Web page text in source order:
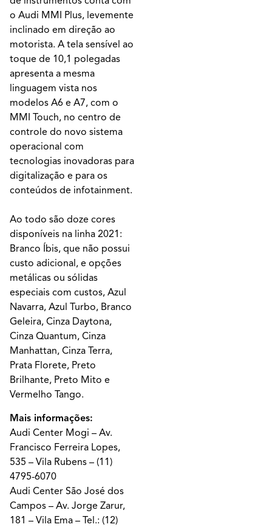
o Audi MMI Plus, levemente
inclinado em direção ao
motorista. A tela sensível ao
toque de 10,1 polegadas
apresenta a mesma
linguagem vista nos
modelos A6 e A7, com o
MMI Touch, no centro de
controle do novo sistema
operacional com
tecnologias inovadoras para
digitalização e para os
conteúdos de infotainment.
Ao todo são doze cores
disponíveis na linha 2021:
Branco Íbis, que não possui
custo adicional, e opções
metálicas ou sólidas
especiais com custos, Azul
Navarra, Azul Turbo, Branco
Geleira, Cinza Daytona,
Cinza Quantum, Cinza
Manhattan, Cinza Terra,
Prata Florete, Preto
Brilhante, Preto Mito e
Vermelho Tango.
Mais informações:
Audi Center Mogi – Av.
Francisco Ferreira Lopes,
535 – Vila Rubens – (11)
4795-6070
Audi Center São José dos
Campos – Av. Jorge Zarur,
181 – Vila Ema – Tel.: (12)